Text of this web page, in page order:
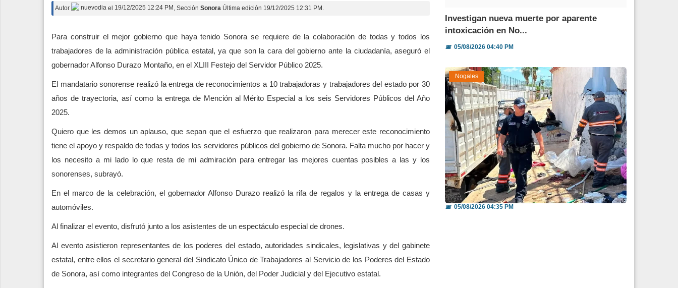
Autor nuevodia el 19/12/2025 12:24 PM , Sección Sonora Última edición 19/12/2025 12:31 PM.
Para construir el mejor gobierno que haya tenido Sonora se requiere de la colaboración de todas y todos los
trabajadores de la administración pública estatal, ya que son la cara del gobierno ante la ciudadanía, aseguró el
gobernador Alfonso Durazo Montaño, en el XLIII Festejo del Servidor Público 2025.
El mandatario sonorense realizó la entrega de reconocimientos a 10 trabajadoras y trabajadores del estado por 30
años de trayectoria, así como la entrega de Mención al Mérito Especial a los seis Servidores Públicos del Año
2025.
Quiero que les demos un aplauso, que sepan que el esfuerzo que realizaron para merecer este reconocimiento
tiene el apoyo y respaldo de todas y todos los servidores públicos del gobierno de Sonora. Falta mucho por hacer y
los necesito a mi lado lo que resta de mi admiración para entregar las mejores cuentas posibles a las y los
sonorenses, subrayó.
En el marco de la celebración, el gobernador Alfonso Durazo realizó la rifa de regalos y la entrega de casas y
automóviles.
Al finalizar el evento, disfrutó junto a los asistentes de un espectáculo especial de drones.
Al evento asistieron representantes de los poderes del estado, autoridades sindicales, legislativas y del gabinete
estatal, entre ellos el secretario general del Sindicato Único de Trabajadores al Servicio de los Poderes del Estado
de Sonora, así como integrantes del Congreso de la Unión, del Poder Judicial y del Ejecutivo estatal.
Investigan nueva muerte por aparente
intoxicación en No...
📅05/08/2026 04:40 PM
Nogales
Invitan a reportar espacios públicos
invadidos a través...
📅05/08/2026 04:35 PM